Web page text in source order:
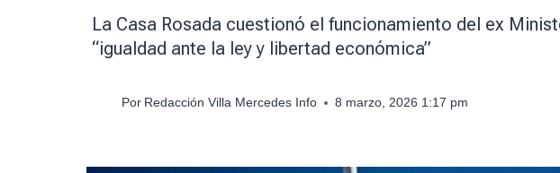
La Casa Rosada cuestionó el funcionamiento del ex
“igualdad ante la ley y libertad económica”
Por Redacción Villa Mercedes Info 8 marzo, 2026 1:17 pm